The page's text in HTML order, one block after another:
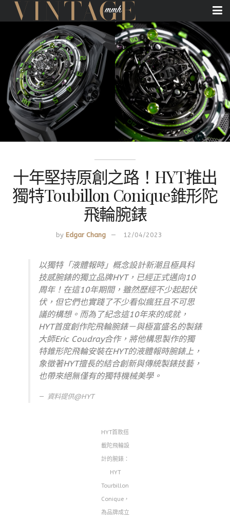
十年堅持原創之路！HYT推出
獨特Toubillon Conique錐形陀
飛輪腕錶
by Edgar Chang 12/04/2023
以獨特「液體報時」概念設計新潮且極具科
技感腕錶的獨立品牌HYT，已經正式邁向10
周年！在這10年期間，雖然歷經不少起起伏
伏，但它們也實踐了不少看似瘋狂且不可思
議的構想。而為了紀念這10年來的成就，
HYT首度創作陀飛輪腕錶－與極富盛名的製錶
大師Eric Coudray合作，將他構思製作的獨
特錐形陀飛輪安裝在HYT的液體報時腕錶上，
象徵著HYT擅長的結合創新與傳統製錶技藝，
也帶來絕無僅有的獨特機械美學。
資料提供@HYT
HYT首款搭
載陀飛輪設
計的腕錶：
HYT
Tourbillon
Conique，
為品牌成立